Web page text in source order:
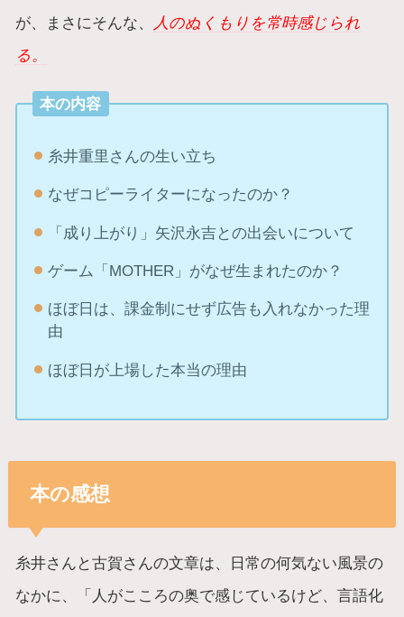
が、まさにそんな、
人のぬくもりを常時感じられ
る。
本の内容
糸井重里さんの生い立ち
なぜコピーライターになったのか？
「成り上がり」矢沢永吉との出会いについて
ゲーム「MOTHER」がなぜ生まれたのか？
ほぼ日は、課金制にせず広告も入れなかった理
由
ほぼ日が上場した本当の理由
本の感想
糸井さんと古賀さんの文章は、日常の何気ない風景の
なかに、「人がこころの奥で感じているけど、言語化